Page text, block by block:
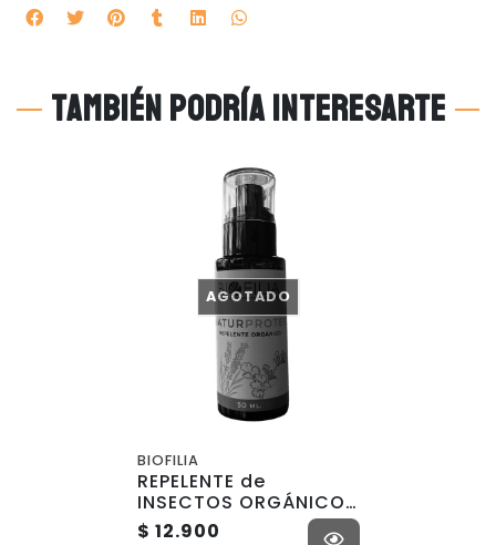
También podría interesarte
AGOTADO
BIOFILIA
REPELENTE de
INSECTOS ORGÁNICO
- 50 ML - Biofilia
$ 12.900